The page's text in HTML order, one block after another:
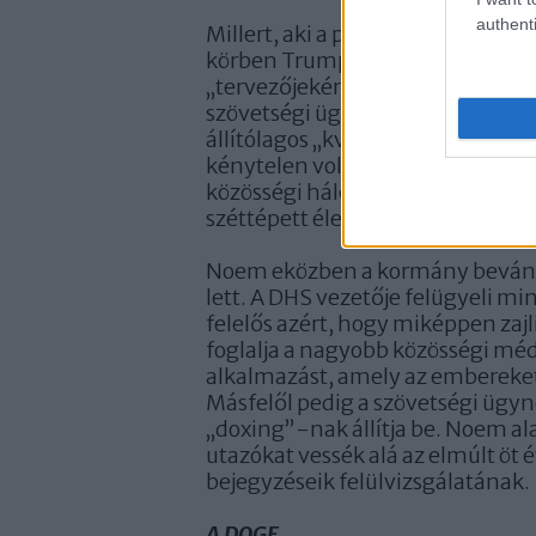
Millert, aki a politikai
körben Trump
„tervezőjeként” tartják számon.
szövetségi ügynökök naponta
állítólagos „kvóta”, amelynek
kénytelen volt szembesülni
közösségi hálózatok – online és
széttépett életekről szóló hírekkel
Noem eközben a kormány
lett. A DHS vezetője felügyeli
felelős azért, hogy miképpen
foglalja a nagyobb közösségi
alkalmazást, amely az
Másfelől pedig a szövetségi
„doxing”-nak állítja be. Noem
utazókat vessék alá az elmúlt
bejegyzéseik felülvizsgálatának.